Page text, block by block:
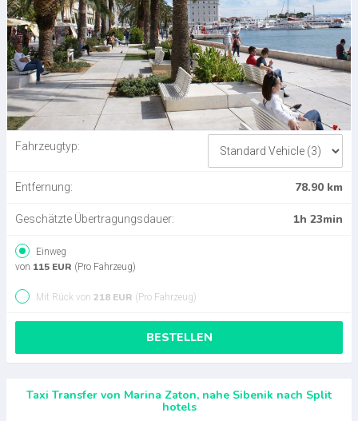
Fahrzeugtyp:
Entfernung: 78.90 km
Geschätzte Übertragungsdauer: 1h 23min
Einweg
von 115 EUR (Pro Fahrzeug)
Mit Rück von 218 EUR (Pro Fahrzeug)
BESTELLEN
Taxi Transfer von Marina Zaton, nahe Sibenik nach Split
hotels